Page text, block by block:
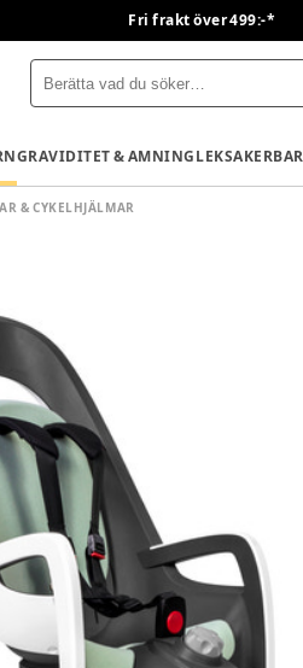
Fri frakt över 499:-*
GRAVIDITET & AMNINGLEKSAKER
& CYKELHJÄLMAR